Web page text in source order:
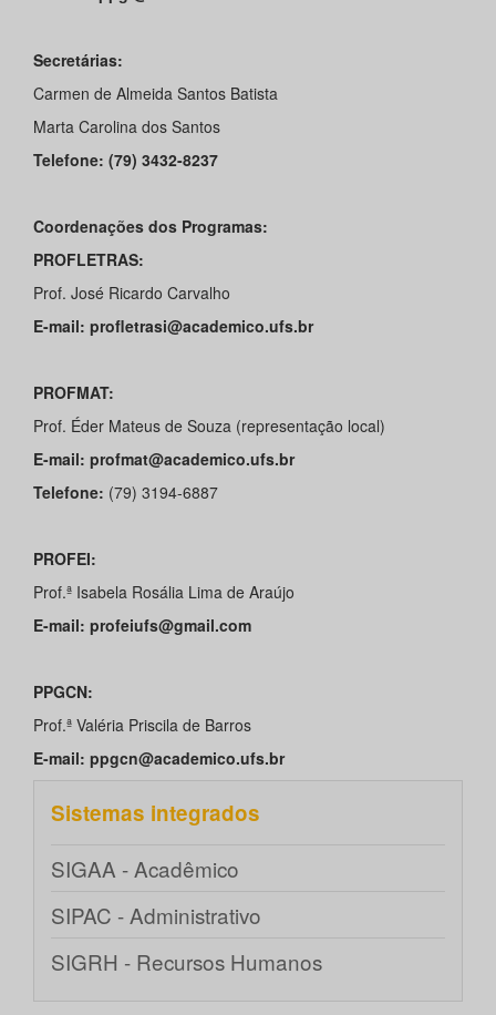
Secretárias:
Carmen de Almeida Santos Batista
Marta Carolina dos Santos
Telefone: (79) 3432-8237
Coordenações dos Programas:
PROFLETRAS:
Prof. José Ricardo Carvalho
E-mail: profletrasi@academico.ufs.br
PROFMAT:
Prof. Éder Mateus de Souza (representação local)
E-mail: profmat@academico.ufs.br
Telefone: (79) 3194-6887
PROFEI:
Prof.ª Isabela Rosália Lima de Araújo
E-mail: profeiufs@gmail.com
PPGCN:
Prof.ª Valéria Priscila de Barros
E-mail: ppgcn@academico.ufs.br
Sistemas integrados
SIGAA - Acadêmico
SIPAC - Administrativo
SIGRH - Recursos Humanos